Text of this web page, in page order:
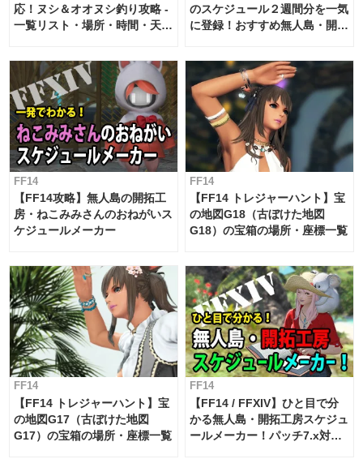
応！ヌシ＆オオヌシ釣り攻略 -
一覧リスト・場所・時間・天
のスケジュール２週間分を一気
に登録！おすすめ無人島・開拓
FF14
【FF14攻略】無人島の開拓工
房・ねこみみさんのおねがいス
ケジュールメーカー
FF14
【FF14 トレジャーハント】宝
の地図G18（古ぼけた地図
G18）の宝箱の場所・座標一覧
FF14
【FF14 トレジャーハント】宝
の地図G17（古ぼけた地図
G17）の宝箱の場所・座標一覧
FF14
【FF14 / FFXIV】ひと目で分
かる無人島・開拓工房スケジュ
ールメーカー！パッチ7.x対応